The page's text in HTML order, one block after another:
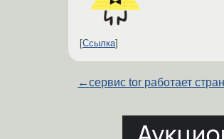
Ссылка
←сервис tor работает